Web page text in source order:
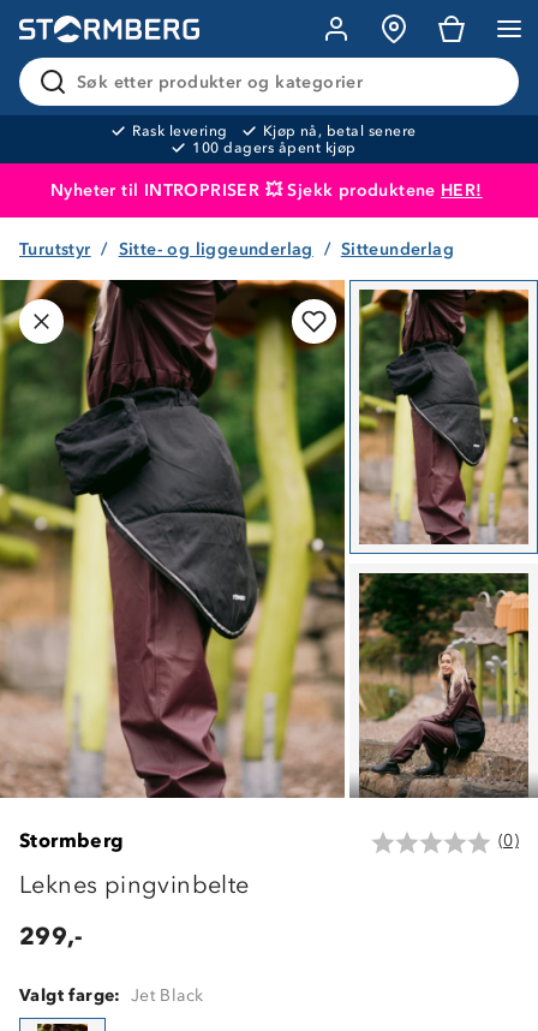
Søk etter produkter og kategorier
Rask levering
Kjøp nå, betal senere
100 dagers åpent kjøp
Nyheter til INTROPRISER 💥 Sjekk produktene HER!
Produktet er lagt i handlekurven Til kassen
Turutstyr Sitte- og liggeunderlag Sitteunderlag
Stormberg (0)
Leknes pingvinbelte
299,-
Valgt farge: Jet Black